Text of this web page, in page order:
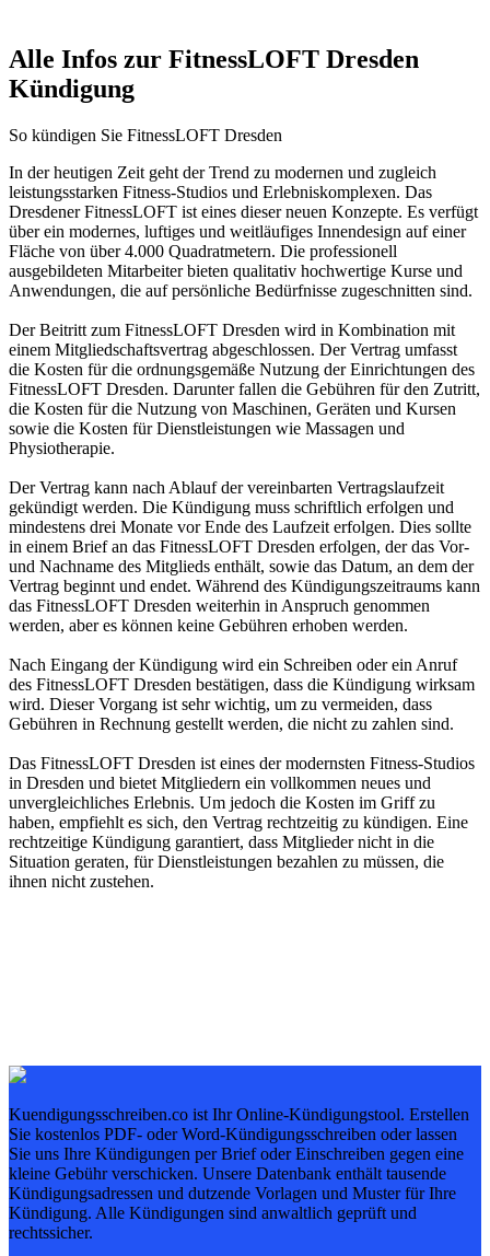
Alle Infos zur FitnessLOFT Dresden
Kündigung
So kündigen Sie FitnessLOFT Dresden
In der heutigen Zeit geht der Trend zu modernen und zugleich
leistungsstarken Fitness-Studios und Erlebniskomplexen. Das
Dresdener FitnessLOFT ist eines dieser neuen Konzepte. Es verfügt
über ein modernes, luftiges und weitläufiges Innendesign auf einer
Fläche von über 4.000 Quadratmetern. Die professionell
ausgebildeten Mitarbeiter bieten qualitativ hochwertige Kurse und
Anwendungen, die auf persönliche Bedürfnisse zugeschnitten sind.
Der Beitritt zum FitnessLOFT Dresden wird in Kombination mit
einem Mitgliedschaftsvertrag abgeschlossen. Der Vertrag umfasst
die Kosten für die ordnungsgemäße Nutzung der Einrichtungen des
FitnessLOFT Dresden. Darunter fallen die Gebühren für den Zutritt,
die Kosten für die Nutzung von Maschinen, Geräten und Kursen
sowie die Kosten für Dienstleistungen wie Massagen und
Physiotherapie.
Der Vertrag kann nach Ablauf der vereinbarten Vertragslaufzeit
gekündigt werden. Die Kündigung muss schriftlich erfolgen und
mindestens drei Monate vor Ende des Laufzeit erfolgen. Dies sollte
in einem Brief an das FitnessLOFT Dresden erfolgen, der das Vor-
und Nachname des Mitglieds enthält, sowie das Datum, an dem der
Vertrag beginnt und endet. Während des Kündigungszeitraums kann
das FitnessLOFT Dresden weiterhin in Anspruch genommen
werden, aber es können keine Gebühren erhoben werden.
Nach Eingang der Kündigung wird ein Schreiben oder ein Anruf
des FitnessLOFT Dresden bestätigen, dass die Kündigung wirksam
wird. Dieser Vorgang ist sehr wichtig, um zu vermeiden, dass
Gebühren in Rechnung gestellt werden, die nicht zu zahlen sind.
Das FitnessLOFT Dresden ist eines der modernsten Fitness-Studios
in Dresden und bietet Mitgliedern ein vollkommen neues und
unvergleichliches Erlebnis. Um jedoch die Kosten im Griff zu
haben, empfiehlt es sich, den Vertrag rechtzeitig zu kündigen. Eine
rechtzeitige Kündigung garantiert, dass Mitglieder nicht in die
Situation geraten, für Dienstleistungen bezahlen zu müssen, die
ihnen nicht zustehen.
Kuendigungsschreiben.co ist Ihr Online-Kündigungstool. Erstellen
Sie kostenlos PDF- oder Word-Kündigungsschreiben oder lassen
Sie uns Ihre Kündigungen per Brief oder Einschreiben gegen eine
kleine Gebühr verschicken. Unsere Datenbank enthält tausende
Kündigungsadressen und dutzende Vorlagen und Muster für Ihre
Kündigung. Alle Kündigungen sind anwaltlich geprüft und
rechtssicher.